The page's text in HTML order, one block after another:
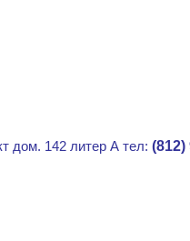
дом. 142 литер А тел: (812)